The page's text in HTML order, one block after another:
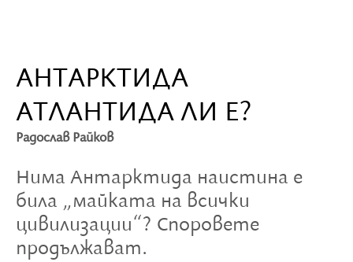
АНТАРКТИДА
АТЛАНТИДА ЛИ Е?
Радослав Райков
Нима Антарктида наистина е
била „майката на всички
цивилизации“? Споровете
продължават.